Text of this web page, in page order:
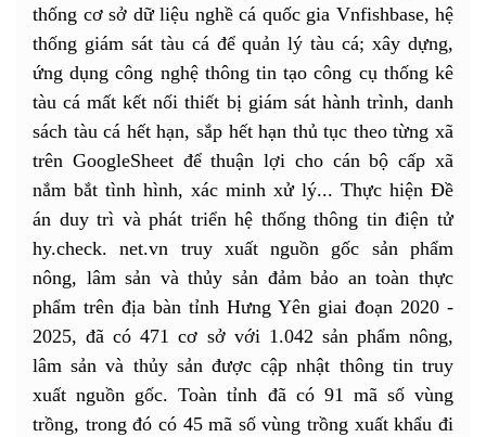
thống cơ sở dữ liệu nghề cá quốc gia Vnfishbase, hệ
thống giám sát tàu cá để quản lý tàu cá; xây dựng,
ứng dụng công nghệ thông tin tạo công cụ thống kê
tàu cá mất kết nối thiết bị giám sát hành trình, danh
sách tàu cá hết hạn, sắp hết hạn thủ tục theo từng xã
trên GoogleSheet để thuận lợi cho cán bộ cấp xã
nắm bắt tình hình, xác minh xử lý... Thực hiện Đề
án duy trì và phát triển hệ thống thông tin điện tử
hy.check. net.vn truy xuất nguồn gốc sản phẩm
nông, lâm sản và thủy sản đảm bảo an toàn thực
phẩm trên địa bàn tỉnh Hưng Yên giai đoạn 2020 -
2025, đã có 471 cơ sở với 1.042 sản phẩm nông,
lâm sản và thủy sản được cập nhật thông tin truy
xuất nguồn gốc. Toàn tỉnh đã có 91 mã số vùng
trồng, trong đó có 45 mã số vùng trồng xuất khẩu đi